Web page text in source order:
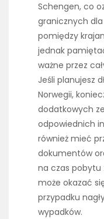
Schengen, co
granicznych
pomiędzy
jednak
ważne przez
Jeśli planujesz
Norwegii,
dodatkowych
odpowiednich
również mieć
dokumentów
na czas pobytu
może okazać
przypadku
wypadków.